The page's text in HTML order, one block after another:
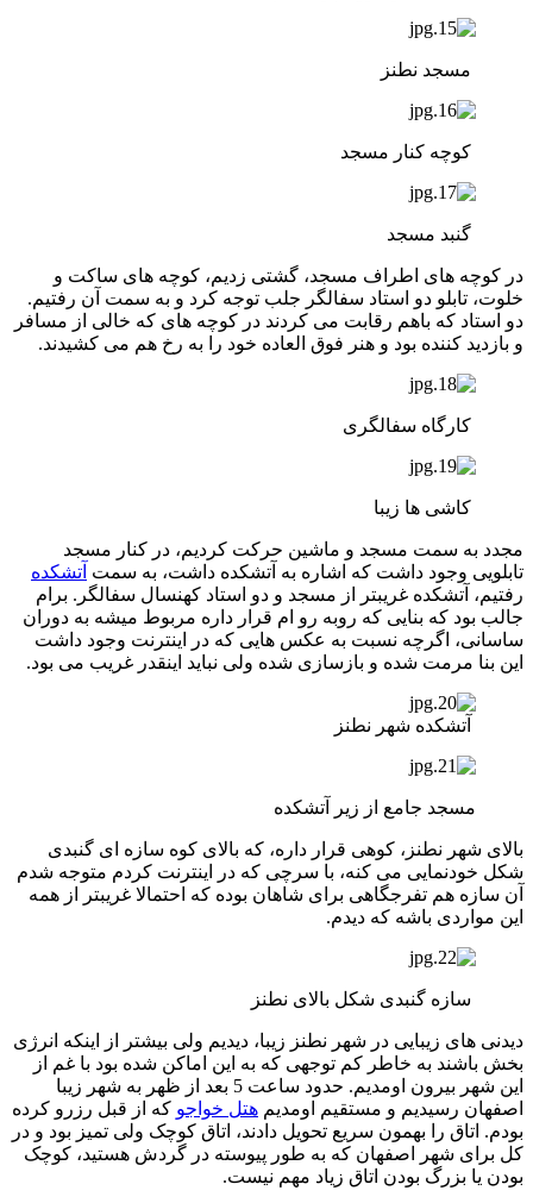
مسجد نطنز
کوچه کنار مسجد
گنبد مسجد
در کوچه های اطراف مسجد، گشتی زدیم، کوچه های ساکت و
خلوت، تابلو دو استاد سفالگر جلب توجه کرد و به سمت آن رفتیم.
دو استاد که باهم رقابت می کردند در کوچه های که خالی از مسافر
و بازدید کننده بود و هنر فوق العاده خود را به رخ هم می کشیدند.
کارگاه سفالگری
کاشی ها زیبا
مجدد به سمت مسجد و ماشین حرکت کردیم، در کنار مسجد
تابلویی وجود داشت که اشاره به آتشکده داشت، به سمت آتشکده
رفتیم، آتشکده غریبتر از مسجد و دو استاد کهنسال سفالگر. برام
جالب بود که بنایی که روبه رو ام قرار داره مربوط میشه به دوران
ساسانی، اگرچه نسبت به عکس هایی که در اینترنت وجود داشت
این بنا مرمت شده و بازسازی شده ولی نباید اینقدر غریب می بود.
آتشکده شهر نطنز
مسجد جامع از زیر آتشکده
بالای شهر نطنز، کوهی قرار داره، که بالای کوه سازه ای گنبدی
شکل خودنمایی می کنه، با سرچی که در اینترنت کردم متوجه شدم
آن سازه هم تفرجگاهی برای شاهان بوده که احتمالا غریبتر از همه
این مواردی باشه که دیدم.
سازه گنبدی شکل بالای نطنز
دیدنی های زیبایی در شهر نطنز زیبا، دیدیم ولی بیشتر از اینکه انرژی
بخش باشند به خاطر کم توجهی که به این اماکن شده بود با غم از
این شهر بیرون اومدیم. حدود ساعت 5 بعد از ظهر به شهر زیبا
اصفهان رسیدیم و مستقیم اومدیم هتل خواجو که از قبل رزرو کرده
بودم. اتاق را بهمون سریع تحویل دادند، اتاق کوچک ولی تمیز بود و در
کل برای شهر اصفهان که به طور پیوسته در گردش هستید، کوچک
بودن یا بزرگ بودن اتاق زیاد مهم نیست.